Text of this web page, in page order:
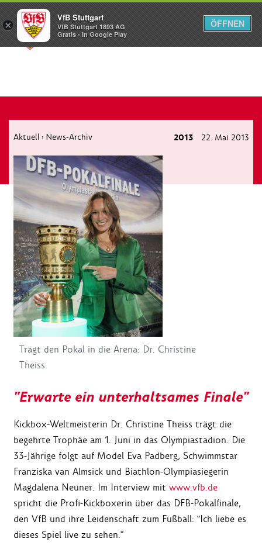
Menü
Aktuell › News-Archiv 2013 22. Mai 2013
Trägt den Pokal in die Arena: Dr. Christine
Theiss
"Erwarte ein unterhaltsames Finale"
Kickbox-Weltmeisterin Dr. Christine Theiss trägt die
begehrte Trophäe am 1. Juni in das Olympiastadion. Die
33-Jährige folgt auf Model Eva Padberg, Schwimmstar
Franziska van Almsick und Biathlon-Olympiasiegerin
Magdalena Neuner. Im Interview mit www.vfb.de
spricht die Profi-Kickboxerin über das DFB-Pokalfinale,
den VfB und ihre Leidenschaft zum Fußball: "Ich liebe es
dieses Spiel live zu sehen."
×
VfB Stuttgart
VfB Stuttgart 1893 AG
Gratis - In Google Play
ÖFFNEN